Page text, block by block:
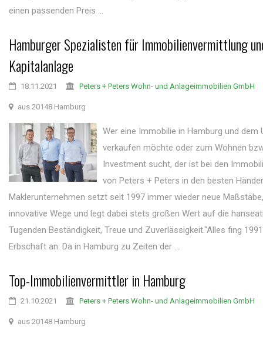
einen passenden Preis ...
Hamburger Spezialisten für Immobilienvermittlung
Kapitalanlage
18.11.2021 Peters + Peters Wohn- und Anlageimmobilien GmbH
aus 20148 Hamburg
Wer eine Immobilie in Hamburg und dem
verkaufen möchte oder zum Wohnen
Investment sucht, der ist bei den
von Peters + Peters in den besten
Maklerunternehmen setzt seit 1997 immer wieder neue
innovative Wege und legt dabei stets großen Wert auf die
Tugenden Beständigkeit, Treue und Zuverlässigkeit."Alles fing
Erbschaft an. Da in Hamburg zu Zeiten der ...
Top-Immobilienvermittler in Hamburg
21.10.2021 Peters + Peters Wohn- und Anlageimmobilien GmbH
aus 20148 Hamburg